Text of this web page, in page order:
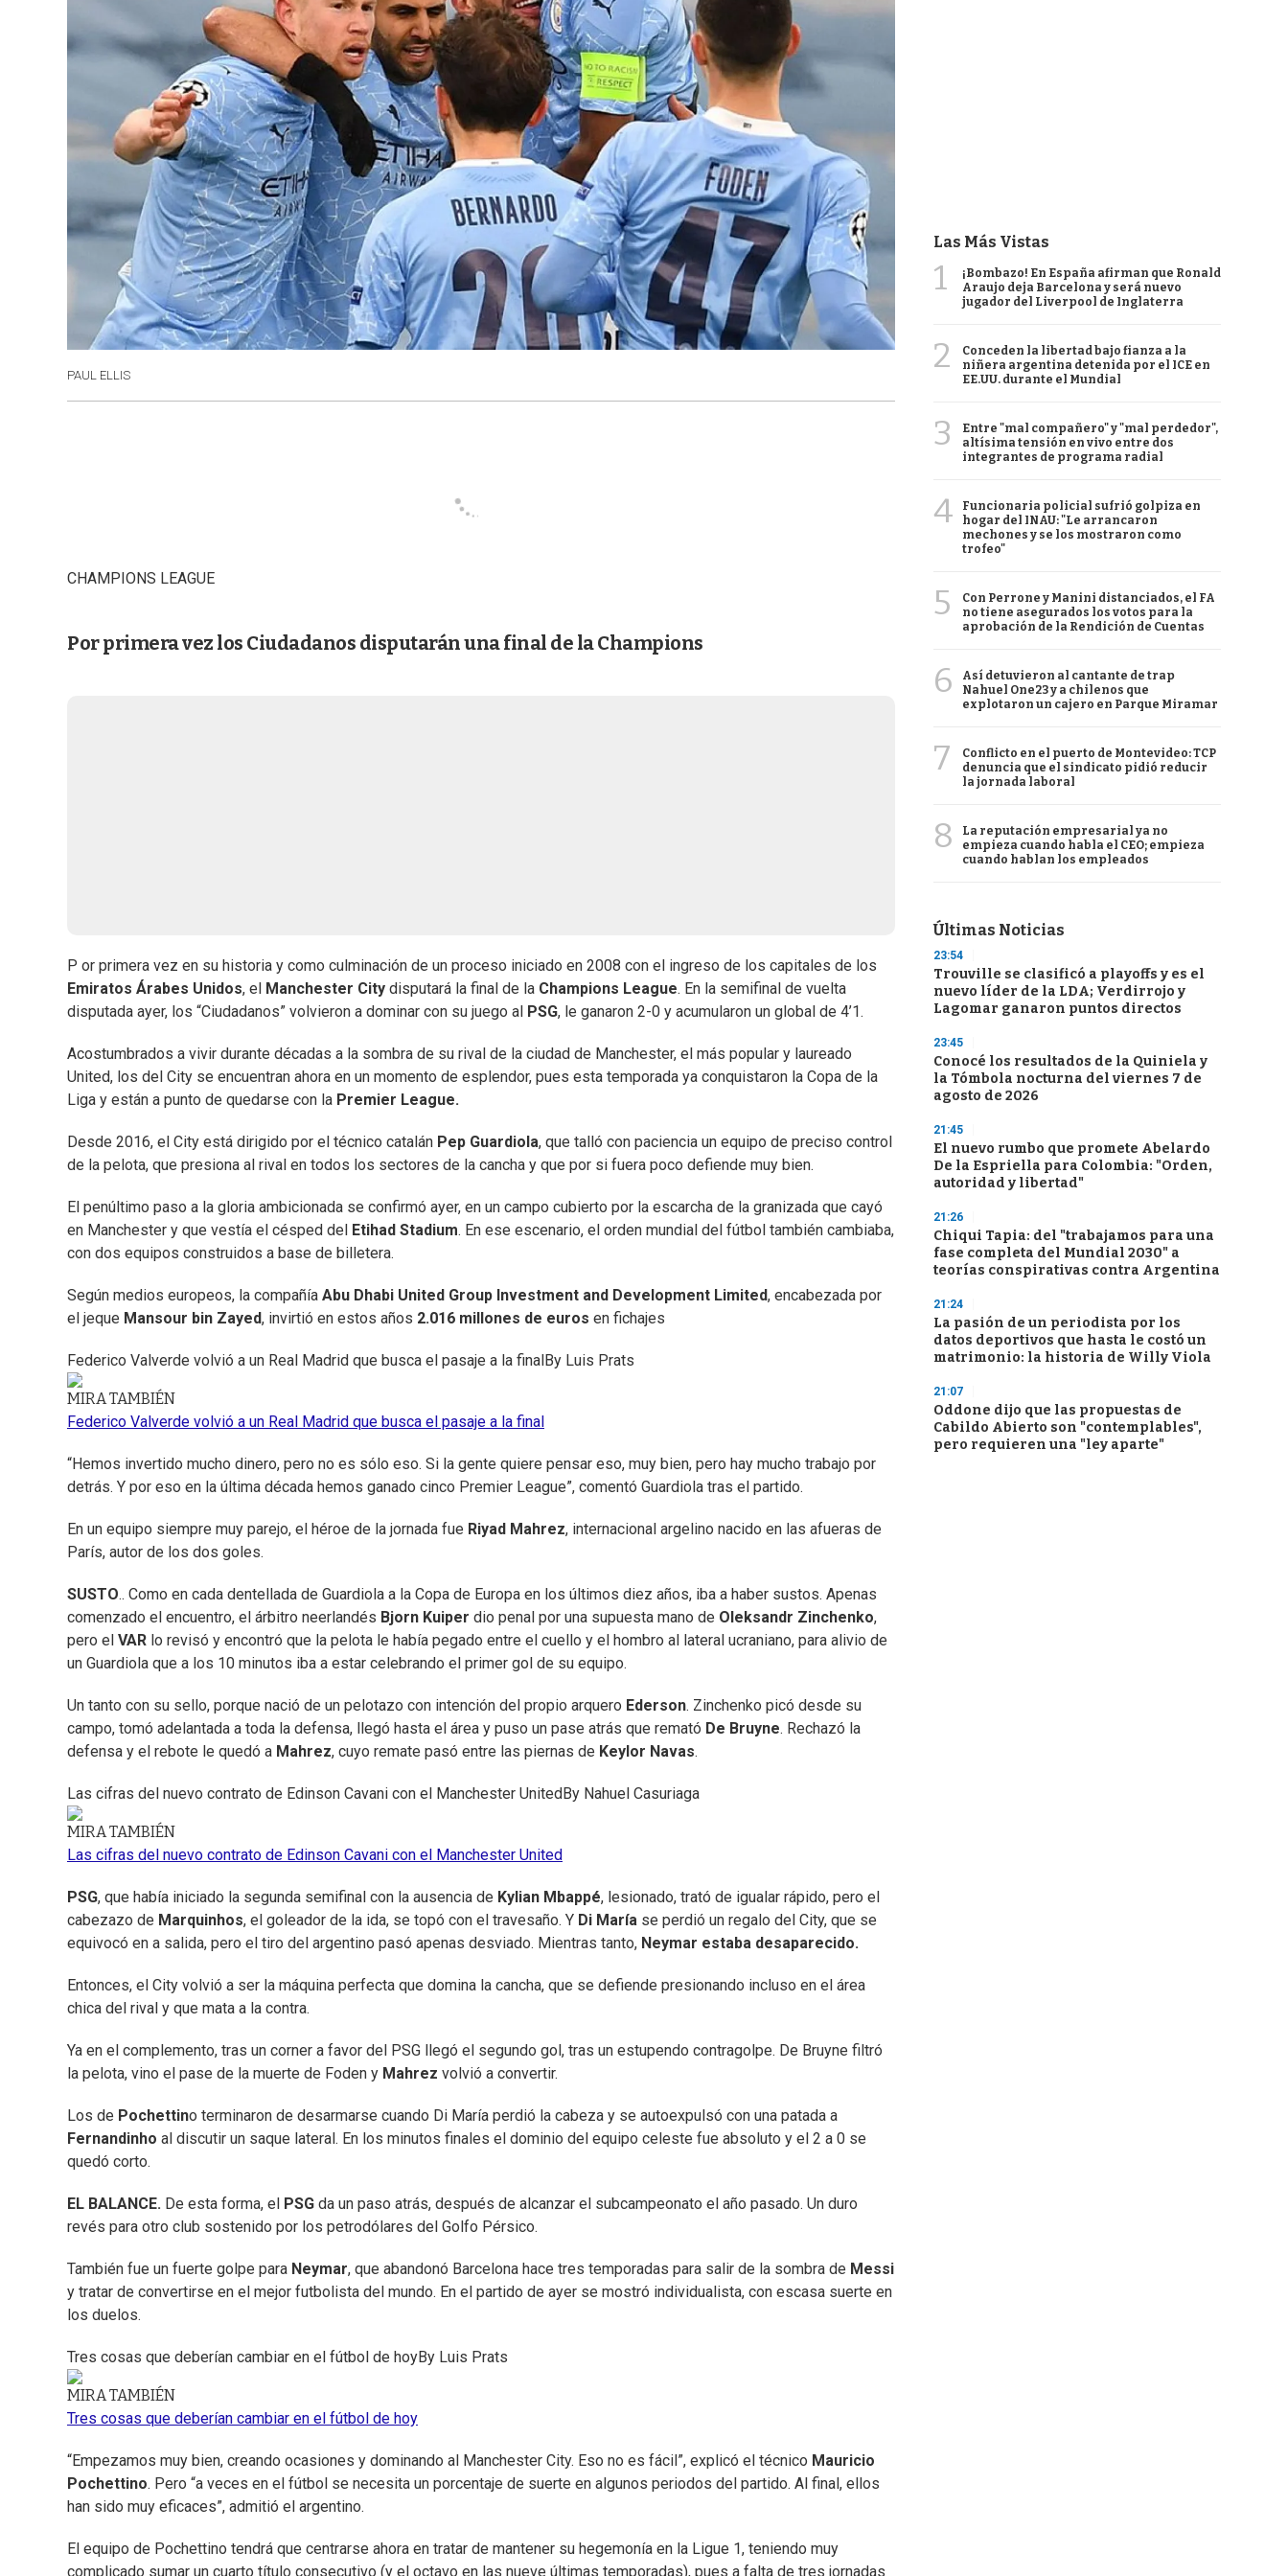
PAUL ELLIS
CHAMPIONS LEAGUE
Por primera vez los Ciudadanos disputarán una final de la Champions
P or primera vez en su historia y como culminación de un proceso iniciado en 2008 con el ingreso de los capitales de los
Emiratos Árabes Unidos, el Manchester City disputará la final de la Champions League. En la semifinal de vuelta
disputada ayer, los “Ciudadanos” volvieron a dominar con su juego al PSG, le ganaron 2-0 y acumularon un global de 4’1.
Acostumbrados a vivir durante décadas a la sombra de su rival de la ciudad de Manchester, el más popular y laureado
United, los del City se encuentran ahora en un momento de esplendor, pues esta temporada ya conquistaron la Copa de la
Liga y están a punto de quedarse con la Premier League.
Desde 2016, el City está dirigido por el técnico catalán Pep Guardiola, que talló con paciencia un equipo de preciso control
de la pelota, que presiona al rival en todos los sectores de la cancha y que por si fuera poco defiende muy bien.
El penúltimo paso a la gloria ambicionada se confirmó ayer, en un campo cubierto por la escarcha de la granizada que cayó
en Manchester y que vestía el césped del
Etihad Stadium. En ese escenario, el orden mundial del fútbol también cambiaba,
con dos equipos construidos a base de billetera.
Según medios europeos, la compañía Abu Dhabi United Group Investment and Development Limited, encabezada por
el jeque Mansour bin Zayed, invirtió en estos años 2.016 millones de euros en fichajes
Federico Valverde volvió a un Real Madrid que busca el pasaje a la final By Luis Prats
MIRA TAMBIÉN
Federico Valverde volvió a un Real Madrid que busca el pasaje a la final
“Hemos invertido mucho dinero, pero no es sólo eso. Si la gente quiere pensar eso, muy bien, pero hay mucho trabajo por
detrás. Y por eso en la última década hemos ganado cinco Premier League”, comentó Guardiola tras el partido.
En un equipo siempre muy parejo, el héroe de la jornada fue Riyad Mahrez, internacional argelino nacido en las afueras de
París, autor de los dos goles.
SUSTO.. Como en cada dentellada de Guardiola a la Copa de Europa en los últimos diez años, iba a haber sustos. Apenas
comenzado el encuentro, el árbitro neerlandés Bjorn Kuiper dio penal por una supuesta mano de Oleksandr Zinchenko,
pero el VAR lo revisó y encontró que la pelota le había pegado entre el cuello y el hombro al lateral ucraniano, para alivio de
un Guardiola que a los 10 minutos iba a estar celebrando el primer gol de su equipo.
Un tanto con su sello, porque nació de un pelotazo con intención del propio arquero Ederson. Zinchenko picó desde su
campo, tomó adelantada a toda la defensa, llegó hasta el área y puso un pase atrás que remató De Bruyne. Rechazó la
defensa y el rebote le quedó a Mahrez, cuyo remate pasó entre las piernas de Keylor Navas.
Las cifras del nuevo contrato de Edinson Cavani con el Manchester United By Nahuel Casuriaga
MIRA TAMBIÉN
Las cifras del nuevo contrato de Edinson Cavani con el Manchester United
PSG, que había iniciado la segunda semifinal con la ausencia de Kylian Mbappé, lesionado, trató de igualar rápido, pero el
cabezazo de Marquinhos, el goleador de la ida, se topó con el travesaño. Y Di María se perdió un regalo del City, que se
equivocó en a salida, pero el tiro del argentino pasó apenas desviado. Mientras tanto, Neymar estaba desaparecido.
Entonces, el City volvió a ser la máquina perfecta que domina la cancha, que se defiende presionando incluso en el área
chica del rival y que mata a la contra.
Ya en el complemento, tras un corner a favor del PSG llegó el segundo gol, tras un estupendo contragolpe. De Bruyne filtró
la pelota, vino el pase de la muerte de Foden y Mahrez volvió a convertir.
Los de Pochettino terminaron de desarmarse cuando Di María perdió la cabeza y se autoexpulsó con una patada a
Fernandinho al discutir un saque lateral. En los minutos finales el dominio del equipo celeste fue absoluto y el 2 a 0 se
quedó corto.
EL BALANCE. De esta forma, el PSG da un paso atrás, después de alcanzar el subcampeonato el año pasado. Un duro
revés para otro club sostenido por los petrodólares del Golfo Pérsico.
También fue un fuerte golpe para Neymar, que abandonó Barcelona hace tres temporadas para salir de la sombra de Messi
y tratar de convertirse en el mejor futbolista del mundo. En el partido de ayer se mostró individualista, con escasa suerte en
los duelos.
Tres cosas que deberían cambiar en el fútbol de hoyBy Luis Prats
MIRA TAMBIÉN
Tres cosas que deberían cambiar en el fútbol de hoy
“Empezamos muy bien, creando ocasiones y dominando al Manchester City. Eso no es fácil”, explicó el técnico Mauricio
Pochettino. Pero “a veces en el fútbol se necesita un porcentaje de suerte en algunos periodos del partido. Al final, ellos
han sido muy eficaces”, admitió el argentino.
El equipo de Pochettino tendrá que centrarse ahora en tratar de mantener su hegemonía en la Ligue 1, teniendo muy
complicado sumar un cuarto título consecutivo (y el octavo en las nueve últimas temporadas), pues a falta de tres jornadas
Las Más Vistas
1
¡Bombazo! En España afirman que Ronald
Araujo deja Barcelona y será nuevo
jugador del Liverpool de Inglaterra
2
Conceden la libertad bajo fianza a la
niñera argentina detenida por el ICE en
EE.UU. durante el Mundial
3
Entre "mal compañero" y "mal perdedor",
altísima tensión en vivo entre dos
integrantes de programa radial
4
Funcionaria policial sufrió golpiza en
hogar del INAU: "Le arrancaron
mechones y se los mostraron como
trofeo"
5
Con Perrone y Manini distanciados, el FA
no tiene asegurados los votos para la
aprobación de la Rendición de Cuentas
6
Así detuvieron al cantante de trap
Nahuel One23 y a chilenos que
explotaron un cajero en Parque Miramar
7
Conflicto en el puerto de Montevideo: TCP
denuncia que el sindicato pidió reducir
la jornada laboral
8
La reputación empresarial ya no
empieza cuando habla el CEO; empieza
cuando hablan los empleados
Últimas Noticias
23:54
Trouville se clasificó a playoffs y es el
nuevo líder de la LDA; Verdirrojo y
Lagomar ganaron puntos directos
23:45
Conocé los resultados de la Quiniela y
la Tómbola nocturna del viernes 7 de
agosto de 2026
21:45
El nuevo rumbo que promete Abelardo
De la Espriella para Colombia: "Orden,
autoridad y libertad"
21:26
Chiqui Tapia: del "trabajamos para una
fase completa del Mundial 2030" a
teorías conspirativas contra Argentina
21:24
La pasión de un periodista por los
datos deportivos que hasta le costó un
matrimonio: la historia de Willy Viola
21:07
Oddone dijo que las propuestas de
Cabildo Abierto son "contemplables",
pero requieren una "ley aparte"